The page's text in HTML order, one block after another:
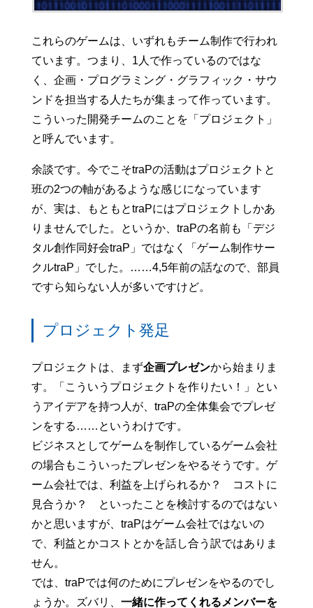
これらのゲームは、いずれもチーム制作で行われ
ています。つまり、1人で作っているのではな
く、企画・プログラミング・グラフィック・サウ
ンドを担当する人たちが集まって作っています。
こういった開発チームのことを「プロジェクト」
と呼んでいます。
余談です。今でこそtraPの活動はプロジェクトと
班の2つの軸があるような感じになっています
が、実は、もともとtraPにはプロジェクトしかあ
りませんでした。というか、traPの名前も「デジ
タル創作同好会traP」ではなく「ゲーム制作サー
クルtraP」でした。……4,5年前の話なので、部員
ですら知らない人が多いですけど。
プロジェクト発足
プロジェクトは、まず企画プレゼンから始まりま
す。「こういうプロジェクトを作りたい！」とい
うアイデアを持つ人が、traPの全体集会でプレゼ
ンをする……というわけです。
ビジネスとしてゲームを制作しているゲーム会社
の場合もこういったプレゼンをやるそうです。ゲ
ーム会社では、利益を上げられるか？ コストに
見合うか？ といったことを検討するのではない
かと思いますが、traPはゲーム会社ではないの
で、利益とかコストとかを話し合う訳ではありま
せん。
では、traPでは何のためにプレゼンをやるのでし
ょうか。ズバリ、 一緒に作ってくれるメンバーを